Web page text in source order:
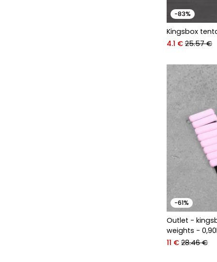
-83%
Kingsbox
4.1 € 25.57 €
-61%
Outlet -
weights -
11 € 28.46 €